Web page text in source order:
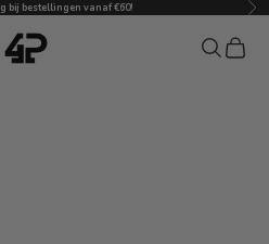
bij bestellingen vanaf €60!
4President Zoeken